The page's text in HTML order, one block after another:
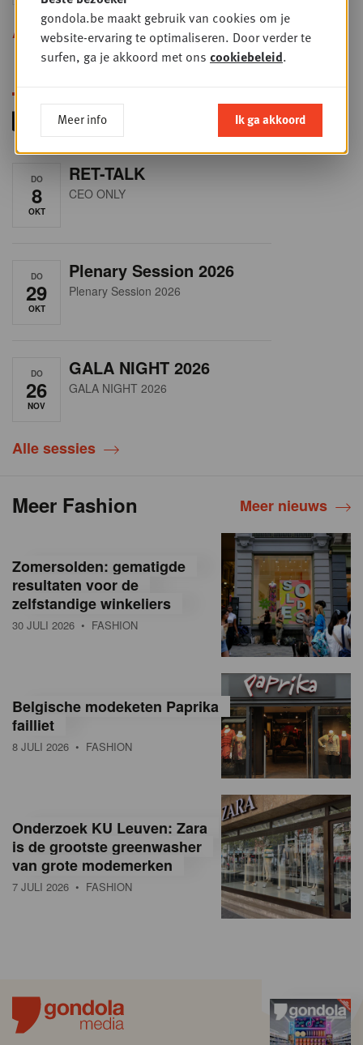
Alle opleidingen
DO
8
OKT
RET-TALK
CEO ONLY
DO
29
OKT
Plenary Session 2026
Plenary Session 2026
DO
26
NOV
GALA NIGHT 2026
GALA NIGHT 2026
Alle sessies
Meer Fashion Meer nieuws
Zomersolden: gematigde
resultaten voor de
zelfstandige winkeliers
30 JULI 2026 • FASHION
Belgische modeketen Paprika
failliet
8 JULI 2026 • FASHION
Onderzoek KU Leuven: Zara
is de grootste greenwasher
van grote modemerken
7 JULI 2026 • FASHION
gondola.be maakt gebruik van cookies om je
website-ervaring te optimaliseren. Door verder te
surfen, ga je akkoord met ons cookiebeleid.
Meer info Ik ga akkoord